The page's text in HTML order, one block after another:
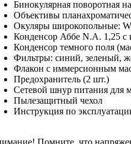
Бинокулярная поворотная
Объективы
Окуляры широкопольные:
Конденсор Аббе N.A. 1,25 с
Конденсор темного поля
Фильтры: синий, зеленый,
Флакон с иммерсионным
Предохранитель (2 шт.)
Сетевой шнур питания для
Пылезащитный чехол
Инструкция по
Помните, что